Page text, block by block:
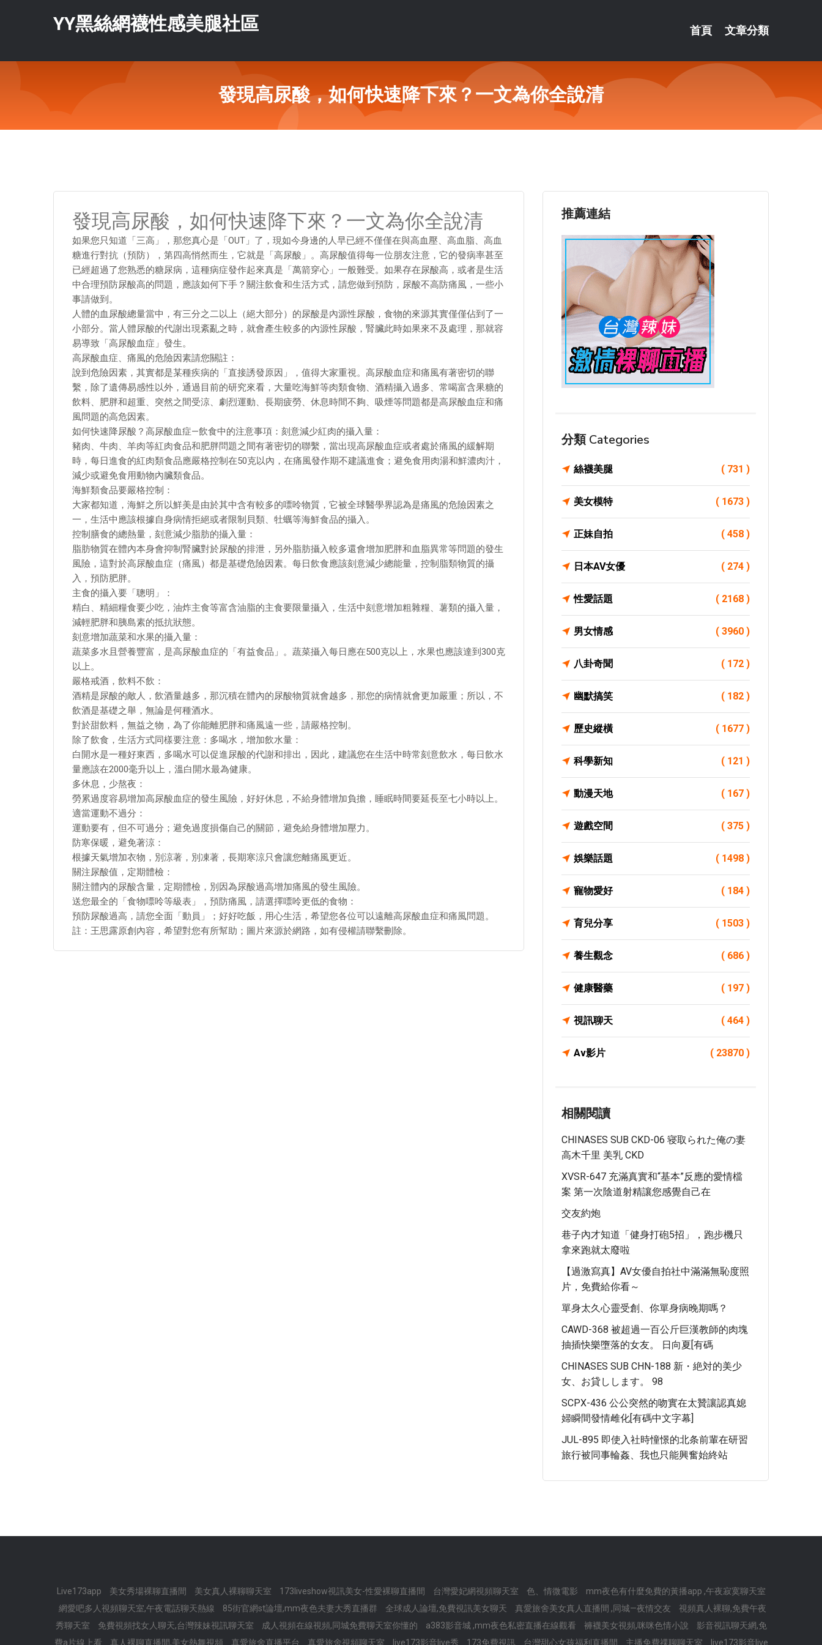
YY黑絲網襪性感美腿社區 首頁 文章分類
發現高尿酸，如何快速降下來？一文為你全說清
發現高尿酸，如何快速降下來？一文為你全說清
如果您只知道「三高」，那您真心是「OUT」了，現如今身邊的人早已經不僅僅在與高血壓、高血脂、高血
糖進行對抗（預防），第四高悄然而生，它就是「高尿酸」。高尿酸值得每一位朋友注意，它的發病率甚至
已經超過了您熟悉的糖尿病，這種病症發作起來真是「萬箭穿心」一般難受。如果存在尿酸高，或者是生活
中合理預防尿酸高的問題，應該如何下手？關注飲食和生活方式，請您做到預防，尿酸不高防痛風，一些小
事請做到。
人體的血尿酸總量當中，有三分之二以上（絕大部分）的尿酸是內源性尿酸，食物的來源其實僅僅佔到了一
小部分。當人體尿酸的代謝出現紊亂之時，就會產生較多的內源性尿酸，腎臟此時如果來不及處理，那就容
易導致「高尿酸血症」發生。
高尿酸血症、痛風的危險因素請您關註：
說到危險因素，其實都是某種疾病的「直接誘發原因」，值得大家重視。高尿酸血症和痛風有著密切的聯
繫，除了遺傳易感性以外，通過目前的研究來看，大量吃海鮮等肉類食物、酒精攝入過多、常喝富含果糖的
飲料、肥胖和超重、突然之間受涼、劇烈運動、長期疲勞、休息時間不夠、吸煙等問題都是高尿酸血症和痛
風問題的高危因素。
如何快速降尿酸？高尿酸血症—飲食中的注意事項：刻意減少紅肉的攝入量：
豬肉、牛肉、羊肉等紅肉食品和肥胖問題之間有著密切的聯繫，當出現高尿酸血症或者處於痛風的緩解期
時，每日進食的紅肉類食品應嚴格控制在50克以內，在痛風發作期不建議進食；避免食用肉湯和鮮濃肉汁，
減少或避免食用動物內臟類食品。
海鮮類食品要嚴格控制：
大家都知道，海鮮之所以鮮美是由於其中含有較多的嘌呤物質，它被全球醫學界認為是痛風的危險因素之
一，生活中應該根據自身病情拒絕或者限制貝類、牡蠣等海鮮食品的攝入。
控制膳食的總熱量，刻意減少脂肪的攝入量：
脂肪物質在體內本身會抑制腎臟對於尿酸的排泄，另外脂肪攝入較多還會增加肥胖和血脂異常等問題的發生
風險，這對於高尿酸血症（痛風）都是基礎危險因素。每日飲食應該刻意減少總能量，控制脂類物質的攝
入，預防肥胖。
主食的攝入要「聰明」：
精白、精細糧食要少吃，油炸主食等富含油脂的主食要限量攝入，生活中刻意增加粗雜糧、薯類的攝入量，
減輕肥胖和胰島素的抵抗狀態。
刻意增加蔬菜和水果的攝入量：
蔬菜多水且營養豐富，是高尿酸血症的「有益食品」。蔬菜攝入每日應在500克以上，水果也應該達到300克
以上。
嚴格戒酒，飲料不飲：
酒精是尿酸的敵人，飲酒量越多，那沉積在體內的尿酸物質就會越多，那您的病情就會更加嚴重；所以，不
飲酒是基礎之舉，無論是何種酒水。
對於甜飲料，無益之物，為了你能離肥胖和痛風遠一些，請嚴格控制。
除了飲食，生活方式同樣要注意：多喝水，增加飲水量：
白開水是一種好東西，多喝水可以促進尿酸的代謝和排出，因此，建議您在生活中時常刻意飲水，每日飲水
量應該在2000毫升以上，溫白開水最為健康。
多休息，少熬夜：
勞累過度容易增加高尿酸血症的發生風險，好好休息，不給身體增加負擔，睡眠時間要延長至七小時以上。
適當運動不過分：
運動要有，但不可過分；避免過度損傷自己的關節，避免給身體增加壓力。
防寒保暖，避免著涼：
根據天氣增加衣物，別涼著，別凍著，長期寒涼只會讓您離痛風更近。
關注尿酸值，定期體檢：
關注體內的尿酸含量，定期體檢，別因為尿酸過高增加痛風的發生風險。
送您最全的「食物嘌呤等級表」，預防痛風，請選擇嘌呤更低的食物：
預防尿酸過高，請您全面「動員」；好好吃飯，用心生活，希望您各位可以遠離高尿酸血症和痛風問題。
註：王思露原創內容，希望對您有所幫助；圖片來源於網路，如有侵權請聯繫刪除。
推薦連結
分類 Categories
絲襪美腿 ( 731 )
美女模特 ( 1673 )
正妹自拍 ( 458 )
日本AV女優 ( 274 )
性愛話題 ( 2168 )
男女情感 ( 3960 )
八卦奇聞 ( 172 )
幽默搞笑 ( 182 )
歷史縱橫 ( 1677 )
科學新知 ( 121 )
動漫天地 ( 167 )
遊戲空間 ( 375 )
娛樂話題 ( 1498 )
寵物愛好 ( 184 )
育兒分享 ( 1503 )
養生觀念 ( 686 )
健康醫藥 ( 197 )
視訊聊天 ( 464 )
Av影片 ( 23870 )
相關閱讀
CHINASES SUB CKD-06 寝取られた俺の妻
高木千里 美乳 CKD
XVSR-647 充滿真實和“基本”反應的愛情檔
案 第一次陰道射精讓您感覺自己在
交友約炮
巷子內才知道「健身打砲5招」，跑步機只
拿來跑就太廢啦
【過激寫真】AV女優自拍社中滿滿無恥度照
片，免費給你看～
單身太久心靈受創、你單身病晚期嗎？
CAWD-368 被超過一百公斤巨漢教師的肉塊
抽插快樂墮落的女友。 日向夏[有碼
CHINASES SUB CHN-188 新・絶対的美少
女、お貸しします。 98
SCPX-436 公公突然的吻實在太贊讓認真媳
婦瞬間發情雌化[有碼中文字幕]
JUL-895 即使入社時憧憬的北条前輩在研習
旅行被同事輪姦、我也只能興奮始終站
Live173app 美女秀場裸聊直播間 美女真人裸聊聊天室 173liveshow視訊美女-性愛裸聊直播間 台灣愛妃網視頻聊天室 色、情微電影
mm夜色有什麼免費的黃播app ,午夜寂寞聊天室
網愛吧多人視頻聊天室,午夜電話聊天熱線
85街官網st論壇,mm夜色夫妻大秀直播群 全球成人論壇,免費視訊美女聊天 真愛旅舍美女真人直播間 ,同城—夜情交友
視頻真人裸聊,免費午夜
秀聊天室
免費視頻找女人聊天,台灣辣妹視訊聊天室 成人視頻在線視頻,同城免費聊天室你懂的 a383影音城 ,mm夜色私密直播在線觀看 褲襪美女視頻,咪咪色情小說
影音視訊聊天網,免
費a片線上看
真人裸聊直播間,美女熱舞視頻 真愛旅舍直播平台 真愛旅舍視頻聊天室 live173影音live秀 173免費視訊 台灣甜心女孩福利直播間 主播免費祼聊聊天室 live173影音live